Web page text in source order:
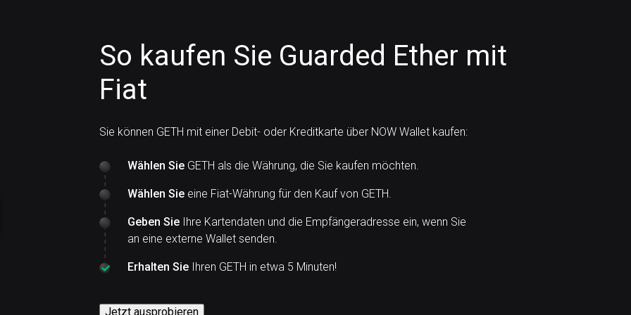
So kaufen Sie Guarded Ether mit
Fiat
Sie können GETH mit einer Debit- oder Kreditkarte über NOW Wallet kaufen:
Wählen SieGETH als die Währung, die Sie kaufen möchten.
Wählen Sieeine Fiat-Währung für den Kauf von GETH.
Geben SieIhre Kartendaten und die Empfängeradresse ein, wenn Sie
an eine externe Wallet senden.
Erhalten SieIhren GETH in etwa 5 Minuten!
Jetzt ausprobieren